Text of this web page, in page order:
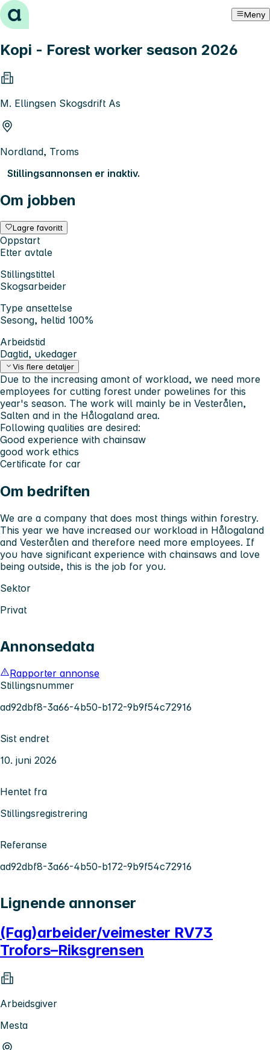
Hopp til innhold Meny
Kopi - Forest worker season 2026
M. Ellingsen Skogsdrift As
Nordland, Troms
Stillingsannonsen er inaktiv.
Om jobben
Lagre favoritt
Oppstart
Etter avtale
Stillingstittel
Skogsarbeider
Type ansettelse
Sesong, heltid 100%
Arbeidstid
Dagtid, ukedager
Vis flere detaljer
Due to the increasing amont of workload, we need more
employees for cutting forest under powelines for this
year's season. The work will mainly be in Vesterålen,
Salten and in the Hålogaland area.
Following qualities are desired:
Good experience with chainsaw
good work ethics
Certificate for car
Om bedriften
We are a company that does most things within forestry.
This year we have increased our workload in Hålogaland
and Vesterålen and therefore need more employees. If
you have significant experience with chainsaws and love
being outside, this is the job for you.
Sektor
Privat
Annonsedata
Rapporter annonse
Stillingsnummer
ad92dbf8-3a66-4b50-b172-9b9f54c72916
Sist endret
10. juni 2026
Hentet fra
Stillingsregistrering
Referanse
ad92dbf8-3a66-4b50-b172-9b9f54c72916
Lignende annonser
(Fag)arbeider/veimester RV73
Trofors–Riksgrensen
Arbeidsgiver
Mesta